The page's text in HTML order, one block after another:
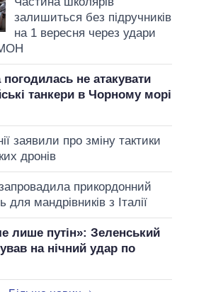
залишиться без підручників
на 1 вересня через удари
МОН
погодилась не атакувати
танкери в Чорному морі
заявили про зміну тактики
дронів
запровадила прикордонний
для мандрівників з Італії
лише путін»: Зеленський
на нічний удар по